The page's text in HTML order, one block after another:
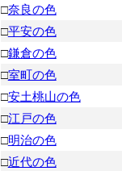
□奈良の色
□平安の色
□鎌倉の色
□室町の色
□安土桃山の色
□江戸の色
□明治の色
□近代の色